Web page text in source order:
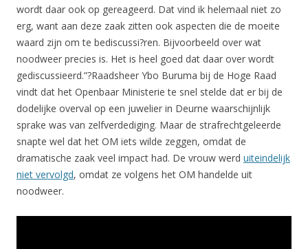
wordt daar ook op gereageerd. Dat vind ik helemaal niet zo
erg, want aan deze zaak zitten ook aspecten die de moeite
waard zijn om te bediscussi?ren. Bijvoorbeeld over wat
noodweer precies is. Het is heel goed dat daar over wordt
gediscussieerd.”?Raadsheer Ybo Buruma bij de Hoge Raad
vindt dat het Openbaar Ministerie te snel stelde dat er bij de
dodelijke overval op een juwelier in Deurne waarschijnlijk
sprake was van zelfverdediging. Maar de strafrechtgeleerde
snapte wel dat het OM iets wilde zeggen, omdat de
dramatische zaak veel impact had. De vrouw werd uiteindelijk
niet vervolgd, omdat ze volgens het OM handelde uit
noodweer.